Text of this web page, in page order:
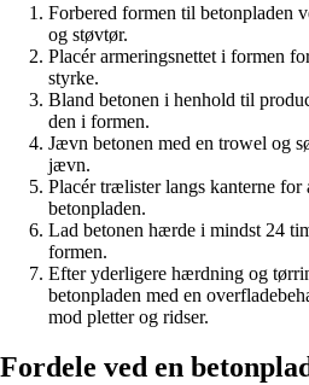
Forbered formen til betonpladen
og støvtør.
Placér armeringsnettet i formen
styrke.
Bland betonen i henhold til
den i formen.
Jævn betonen med en trowel og
jævn.
Placér trælister langs kanterne for
betonpladen.
Lad betonen hærde i mindst 24
formen.
Efter yderligere hærdning og
betonpladen med en
mod pletter og ridser.
Fordele ved en